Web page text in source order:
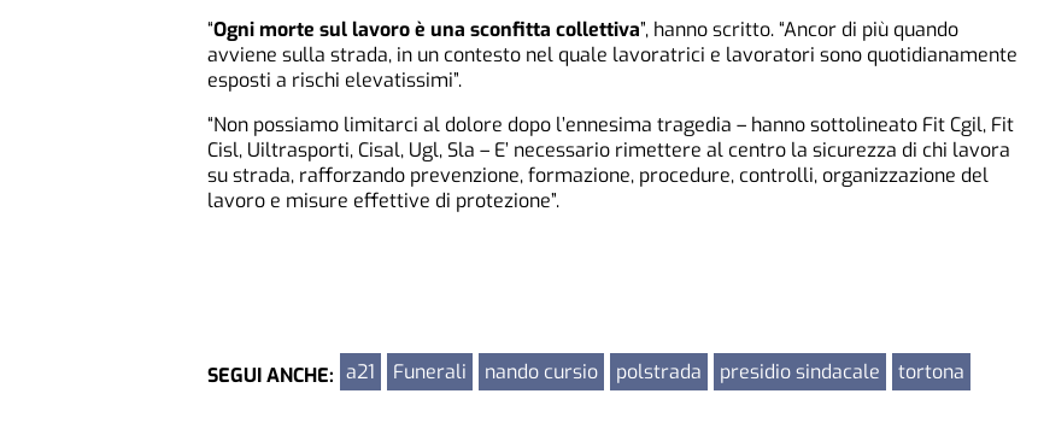
“Ogni morte sul lavoro è una sconfitta collettiva”, hanno scritto. “Ancor di più quando
avviene sulla strada, in un contesto nel quale lavoratrici e lavoratori sono quotidianamente
esposti a rischi elevatissimi”.
“Non possiamo limitarci al dolore dopo l’ennesima tragedia – hanno sottolineato Fit Cgil, Fit
Cisl, Uiltrasporti, Cisal, Ugl, Sla – E’ necessario rimettere al centro la sicurezza di chi lavora
su strada, rafforzando prevenzione, formazione, procedure, controlli, organizzazione del
lavoro e misure effettive di protezione”.
SEGUI ANCHE: a21 Funerali nando cursio polstrada presidio sindacale tortona